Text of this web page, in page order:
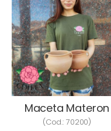
Maceta Materon
(Cod.: 70200)